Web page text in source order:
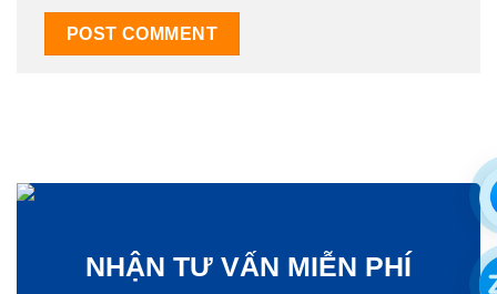
NHẬN TƯ VẤN MIỄN PHÍ